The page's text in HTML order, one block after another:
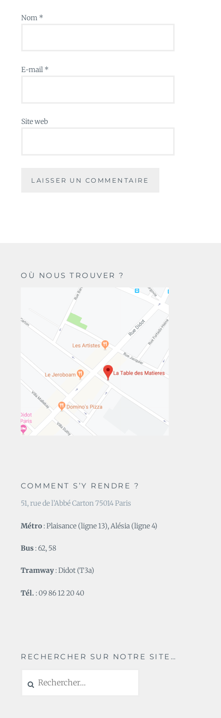
Nom *
E-mail *
Site web
OÙ NOUS TROUVER ?
COMMENT S’Y RENDRE ?
51, rue de l’Abbé Carton 75014 Paris
Métro : Plaisance (ligne 13), Alésia (ligne 4)
Bus : 62, 58
Tramway: Didot (T3a)
Tél. : 09 86 12 20 40
RECHERCHER SUR NOTRE SITE…